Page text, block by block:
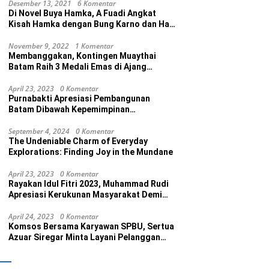
Desember 13, 2021 6 Komentar
Di Novel Buya Hamka, A Fuadi Angkat
Kisah Hamka dengan Bung Karno dan Haji
November 9, 2022 1 Komentar
Membanggakan, Kontingen Muaythai
Batam Raih 3 Medali Emas di Ajang
April 23, 2023 0 Komentar
Purnabakti Apresiasi Pembangunan
Batam Dibawah Kepemimpinan
September 4, 2024 0 Komentar
The Undeniable Charm of Everyday
Explorations: Finding Joy in the Mundane
April 23, 2023 0 Komentar
Rayakan Idul Fitri 2023, Muhammad Rudi
Apresiasi Kerukunan Masyarakat Demi
April 24, 2023 0 Komentar
Komsos Bersama Karyawan SPBU, Sertua
Azuar Siregar Minta Layani Pelanggan